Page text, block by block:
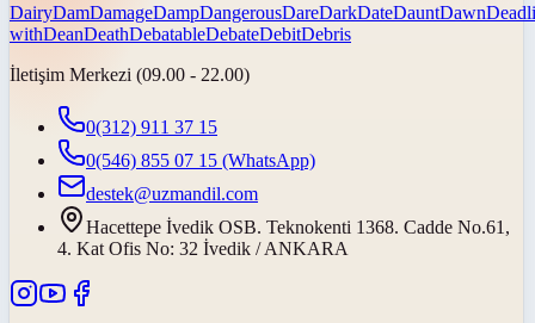
DairyDamDamageDampDangerousDareDarkDateDauntDawn
withDeanDeathDebatableDebateDebitDebris
İletişim Merkezi (09.00 - 22.00)
0(312) 911 37 15
0(546) 855 07 15 (WhatsApp)
destek@uzmandil.com
Hacettepe İvedik OSB. Teknokenti 1368. Cadde No.61,
4. Kat Ofis No: 32 İvedik / ANKARA